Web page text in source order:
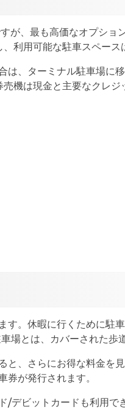
、最も高価なオプショ
利用可能な駐車スペース
、ターミナル駐車場に
機は現金と主要なクレジ
。休暇に行くために駐
場とは、カバーされた歩
、さらにお得な料金を
券が発行されます。
/デビットカードも利用で